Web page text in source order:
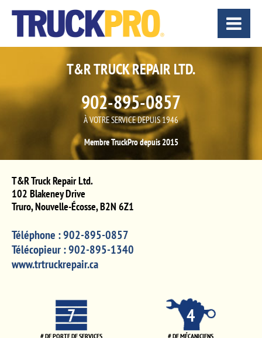
T&R TRUCK REPAIR LTD.
902-895-0857
À VOTRE SERVICE DEPUIS 1946
Membre TruckPro depuis 2015
T&R Truck Repair Ltd.
102 Blakeney Drive
Truro,Nouvelle-Écosse,B2N 6Z1
Téléphone :902-895-0857
Télécopieur :902-895-1340
www.trtruckrepair.ca
7
# DE PORTE DE SERVICES
4
# DE MÉCANICIENS